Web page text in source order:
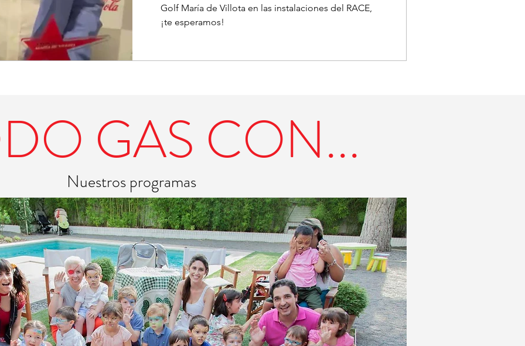
Golf María de Villota en las instalaciones del RACE,
¡te esperamos!
GAS CON...
Nuestros programas